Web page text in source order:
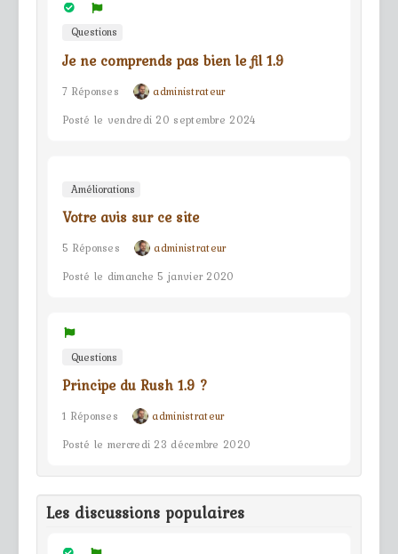
Questions
Je ne comprends pas bien le fil 1.9
7 Réponses
administrateur
Posté le vendredi 20 septembre 2024
Améliorations
Votre avis sur ce site
5 Réponses
administrateur
Posté le dimanche 5 janvier 2020
Questions
Principe du Rush 1.9 ?
1 Réponses
administrateur
Posté le mercredi 23 décembre 2020
Les discussions populaires